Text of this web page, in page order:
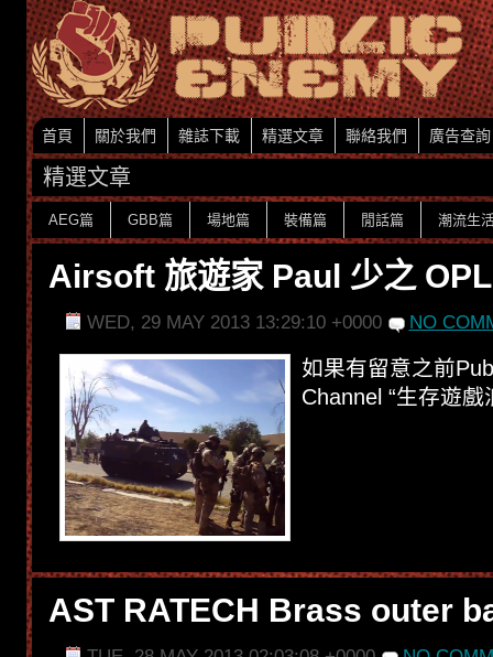
首頁 關於我們 雜誌下載 精選文章 聯絡我們 廣告查詢
精選文章
AEG篇 GBB篇 場地篇 裝備篇 閒話篇 潮流生
Airsoft 旅遊家 Paul 少之
WED, 29 MAY 2013 13:29:10 +0000 NO
如果有留意之前
Channel “生存遊
AST RATECH Brass outer